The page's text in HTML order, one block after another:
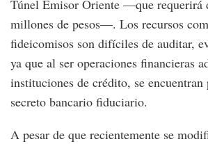
Túnel Emisor Oriente —que requerirá
millones de pesos—. Los recursos
fideicomisos son difíciles de auditar,
ya que al ser operaciones financieras
instituciones de crédito, se
secreto bancario fiduciario.
A pesar de que recientemente se